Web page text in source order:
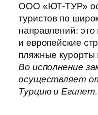
ООО «ЮТ-ТУР»
туристов по
направлений: это
и европейские
пляжные курорты
Во исполнение
осуществляет
Турцию и Египет.